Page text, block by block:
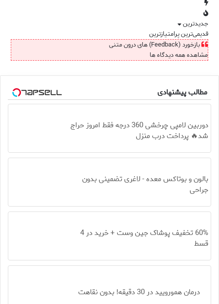
جدیدترین
قدیمی‌ترینپرامتیازترین
بازخورد (Feedback) های درون متنی
مشاهده همه دیدگاه ها
مطالب پیشنهادی
دوربین لامپی چرخشی 360 درجه فقط امروز حراج
شد🔥 پرداخت درب منزل
بالون و بوتاکس معده - لاغری تضمینی بدون
جراحی
60% تخفیف پوشاک جین وست + خرید در 4
قسط
درمان همورویید در 30 دقیقه! بدون نقاهت